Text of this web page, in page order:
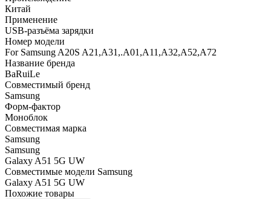
Китай
Применение
USB-разъёма зарядки
Номер модели
For Samsung A20S A21,A31,.A01,A11,A32,A52,A72
Название бренда
BaRuiLe
Совместимый бренд
Samsung
Форм-фактор
Моноблок
Совместимая марка
Samsung
Samsung
Galaxy A51 5G UW
Совместимые модели Samsung
Galaxy A51 5G UW
Похожие товары